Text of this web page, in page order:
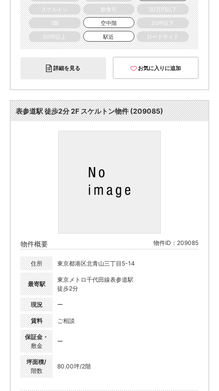
スケルトン
飲食可
30万円以下
1階
空中階
20坪以下
50坪以上
駅近 ロードサイド
詳細を見る お気に入りに追加
表参道駅 徒歩2分 2F スケルトン物件 (209085)
物件概要 物件ID：209085
住所 東京都港区北青山三丁目5-14
最寄駅
東京メトロ千代田線表参道駅
徒歩2分
現況 ー
賃料 ご相談
保証金・
敷金
ー
坪面積/
階数
80.00坪/2階